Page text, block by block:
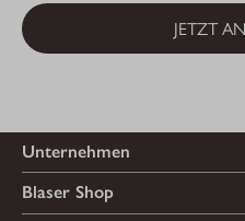
JETZT
Unternehmen
Blaser Shop